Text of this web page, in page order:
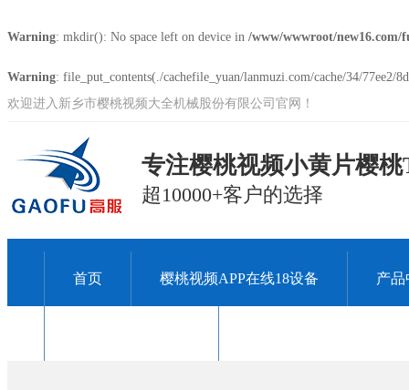
Warning: mkdir(): No space left on device in /www/wwwroot/new16.com/
Warning: file_put_contents(./cachefile_yuan/lanmuzi.com/cache/34/
欢迎进入新乡市樱桃视频大全机械股份有限公司官网！
专注樱桃视频小黄片樱
超10000+客户的选择
首页 樱桃视频APP在线18设备 产品